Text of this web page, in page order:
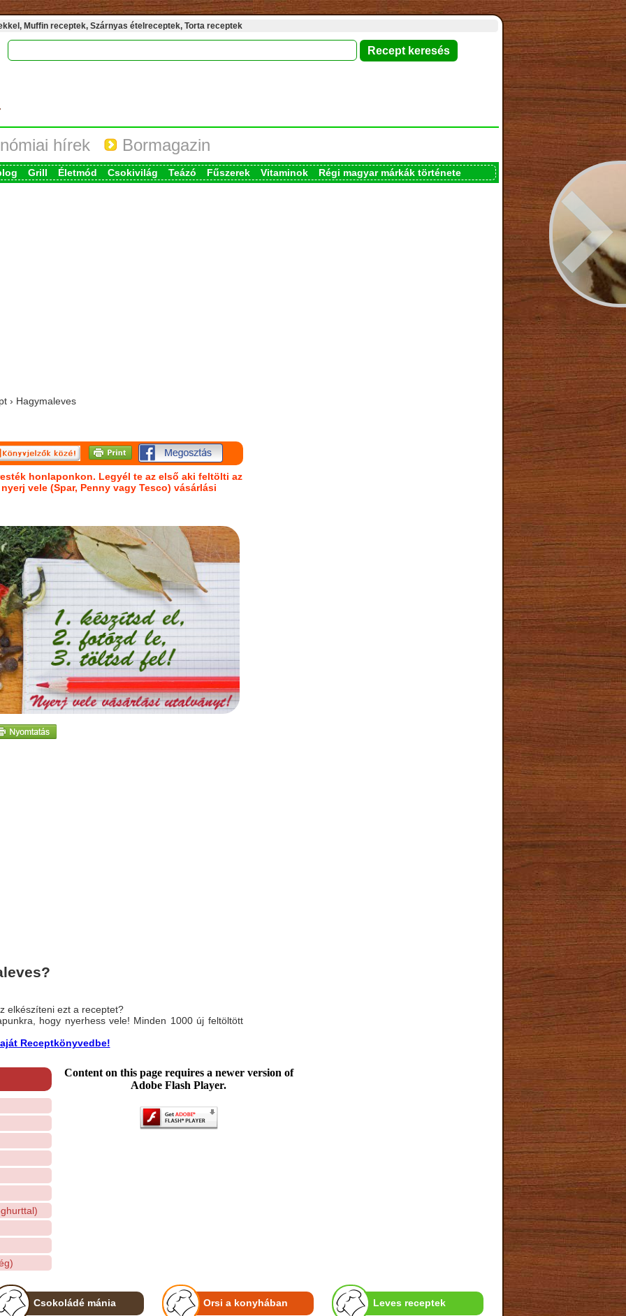
Muffin receptek, Szárnyas ételreceptek, Torta receptek
hírek Bormagazin
Grill Életmód Csokivilág Teázó Fűszerek Vitaminok Régi magyar márkák története
› Hagymaleves
honlaponkon. Legyél te az első aki feltölti az
vele (Spar, Penny vagy Tesco) vásárlási
elkészíteni ezt a receptet?
hogy nyerhess vele! Minden 1000 új feltöltött
Receptkönyvedbe!
Content on this page requires a newer version of
Adobe Flash Player.
Csokoládé mánia Orsi a konyhában Leves receptek